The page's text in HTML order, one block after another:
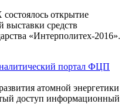
открытие
средств
«Интерполитех-2016».
портал ФЦП
атомной энергетики
доступ информационный